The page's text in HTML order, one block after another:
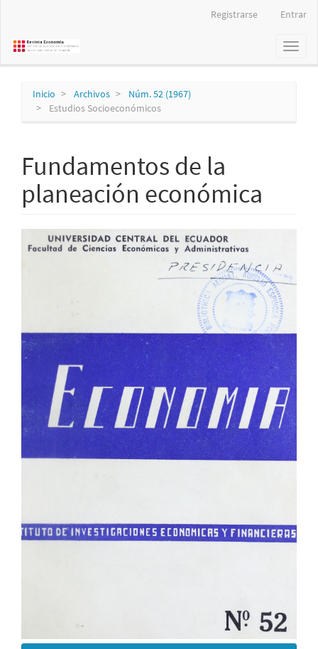
principal
Registrarse Entrar
Toggle
Inicio Archivos
Núm. 52 (1967)
Estudios Socioeconómicos
Fundamentos de la
planeación económica
Barra